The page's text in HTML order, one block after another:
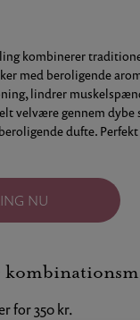
kombinerer
med beroligende
lindrer
velvære gennem dybe
dufte.
NU
for 350 kr.